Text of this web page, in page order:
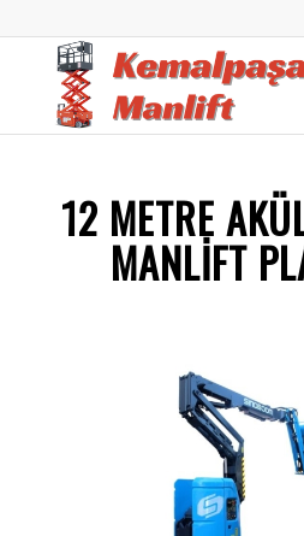
12 METRE
MANLIFT